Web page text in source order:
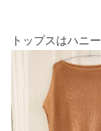
ダークエンジェル
トップスはハニ